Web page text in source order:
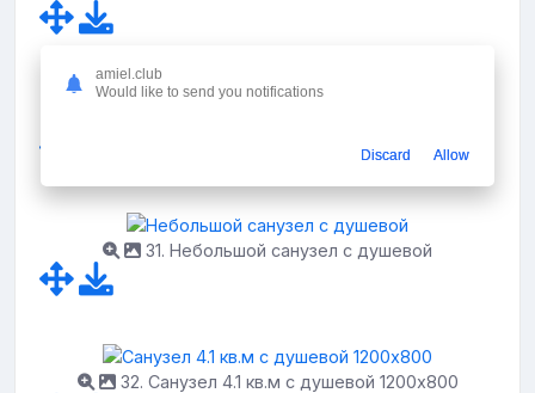
31. Небольшой санузел с душевой
32. Санузел 4.1 кв.м с душевой 1200х800
amiel.club
Would like to send you notifications
Discard Allow